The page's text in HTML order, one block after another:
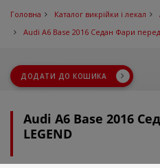
Головна Каталог викрійки і лекал
Audi A6 Base 2016 Седан Фари
ДОДАТИ ДО КОШИКА
Audi A6 Base 2016
LEGEND